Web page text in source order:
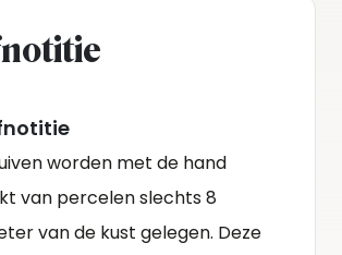
worden met de hand
van percelen slechts 8
van de kust gelegen. Deze